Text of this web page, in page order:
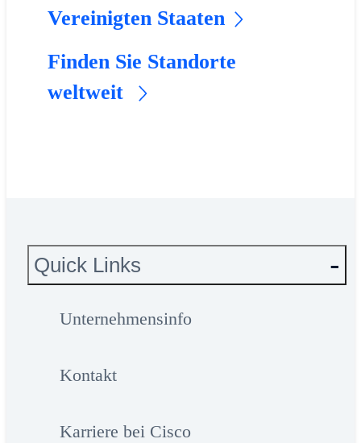
Vereinigten Staaten
Finden Sie Standorte
weltweit
Quick Links
Unternehmensinfo
Kontakt
Karriere bei Cisco